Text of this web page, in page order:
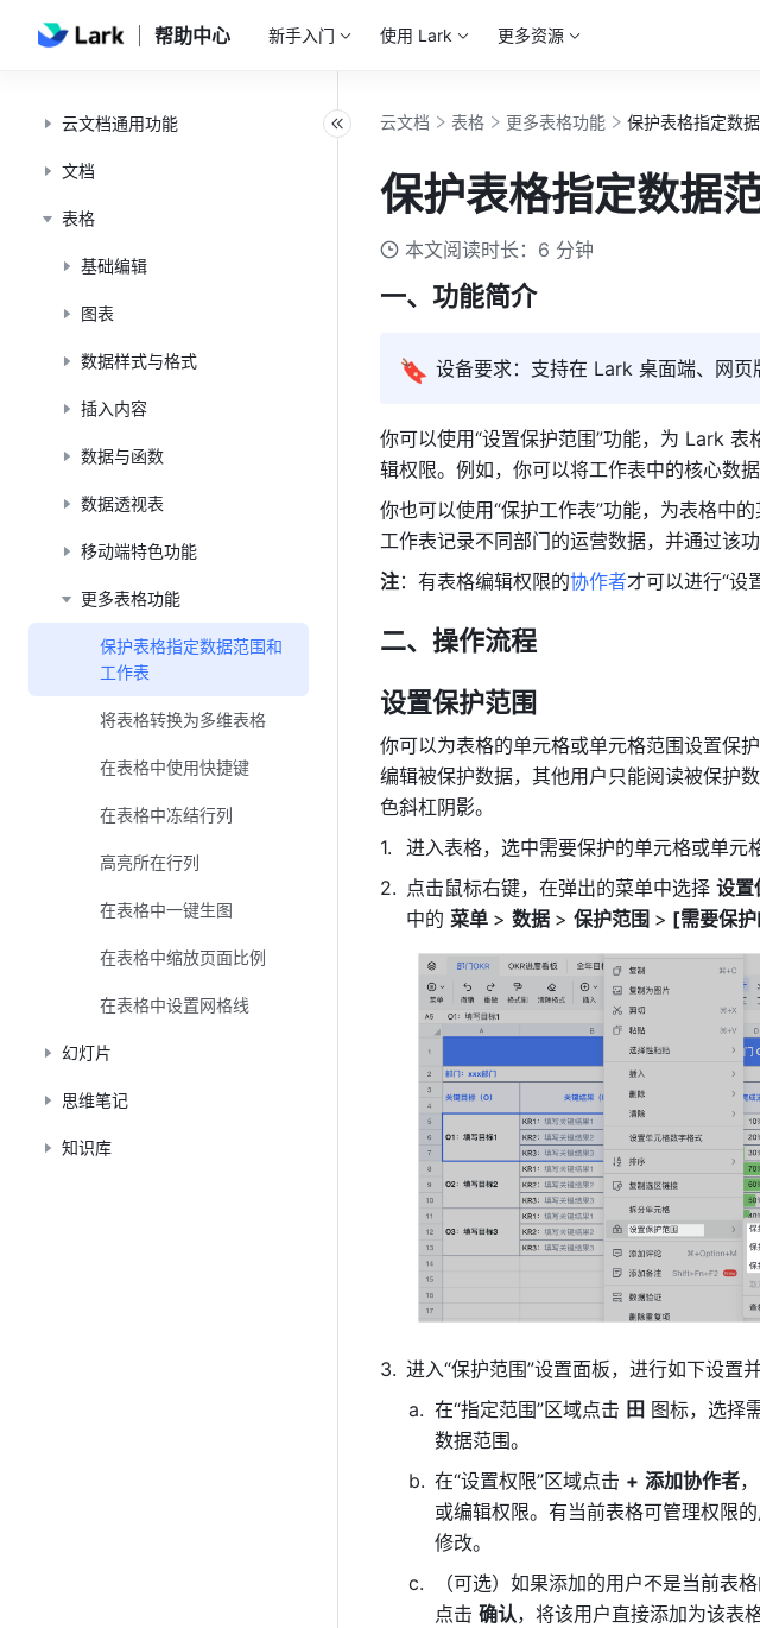
帮助中心 新手入门 使用 Lark 更多资源
云文档通用功能
文档
表格
基础编辑
图表
数据样式与格式
插入内容
数据与函数
数据透视表
移动端特色功能
更多表格功能
保护表格指定数据范围和
工作表
将表格转换为多维表格
在表格中使用快捷键
在表格中冻结行列
高亮所在行列
在表格中一键生图
在表格中缩放页面比例
在表格中设置网格线
幻灯片
思维笔记
知识库
云文档 表格 更多表格功能 保护表格指定数
保护表格指定数据
本文阅读时长：6 分钟
一、功能简介
🔖 设备要求：支持在 Lark 桌面端、网页
你可以使用“设置保护范围”功能，为 Lark 表
辑权限。例如，你可以将工作表中的核心数
你也可以使用“保护工作表”功能，为表格中
工作表记录不同部门的运营数据，并通过该
注：有表格编辑权限的协作者才可以进行“设
二、操作流程
设置保护范围
你可以为表格的单元格或单元格范围设置保
编辑被保护数据，其他用户只能阅读被保护
色斜杠阴影。
进入表格，选中需要保护的单元格或单元
点击鼠标右键，在弹出的菜单中选择 设置
中的 菜单 > 数据 > 保护范围 > [需要保
进入“保护范围”设置面板，进行如下设置
在“指定范围”区域点击 田 图标，选择
数据范围。
在“设置权限”区域点击 + 添加协作者
或编辑权限。有当前表格可管理权限
修改。
（可选）如果添加的用户不是当前表
点击 确认，将该用户直接添加为该表